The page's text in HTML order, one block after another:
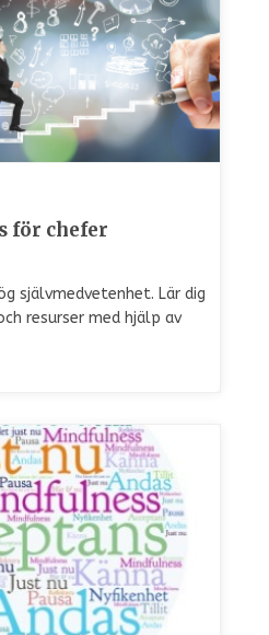
för chefer
självmedvetenhet. Lär dig
resurser med hjälp av